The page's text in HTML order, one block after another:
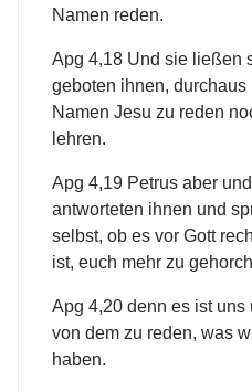
Namen reden.
Apg 4,18 Und sie ließen
geboten ihnen, durchaus
Namen Jesu zu reden
lehren.
Apg 4,19 Petrus aber
antworteten ihnen und
selbst, ob es vor Gott
ist, euch mehr zu
Apg 4,20 denn es ist uns
von dem zu reden, was
haben.